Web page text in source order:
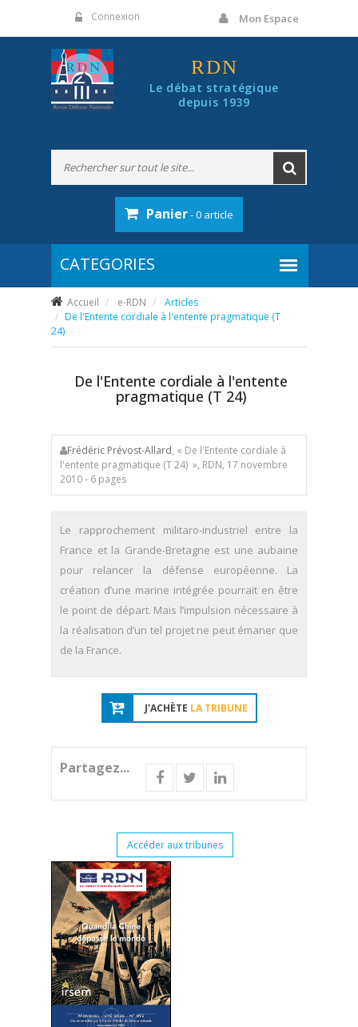
Connexion Mon Espace
RDN
Le débat stratégique
depuis 1939
Panier- 0 article
Accueil e-RDN
Articles
De l'Entente cordiale à l'entente pragmatique (T
24)
De l'Entente cordiale à l'entente
pragmatique (T 24)
Frédéric Prévost-Allard, « De l'Entente cordiale à
l'entente pragmatique (T 24) », RDN, 17 novembre
2010 - 6 pages
Le rapprochement militaro-industriel entre la
France et la Grande-Bretagne est une aubaine
pour relancer la défense européenne. La
création d’une marine intégrée pourrait en être
le point de départ. Mais l’impulsion nécessaire à
la réalisation d’un tel projet ne peut émaner que
de la France.
J'ACHÈTE LA TRIBUNE
Partagez...
Accéder aux tribunes